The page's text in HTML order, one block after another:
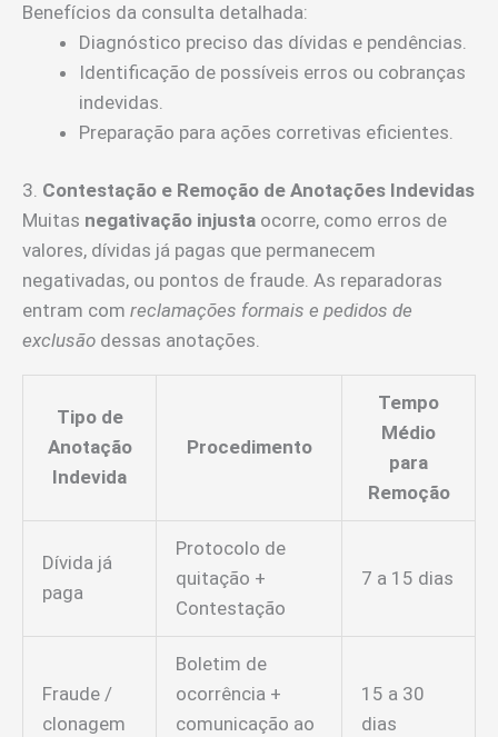
Benefícios da consulta detalhada:
Diagnóstico preciso das dívidas e pendências.
Identificação de possíveis erros ou cobranças
indevidas.
Preparação para ações corretivas eficientes.
3. Contestação e Remoção de Anotações Indevidas
Muitas negativação injusta ocorre, como erros de
valores, dívidas já pagas que permanecem
negativadas, ou pontos de fraude. As reparadoras
entram com reclamações formais e pedidos de
exclusão dessas anotações.
Tipo de
Anotação
Indevida
Procedimento
Tempo
Médio
para
Remoção
Dívida já
paga
Protocolo de
quitação +
Contestação
7 a 15 dias
Fraude /
clonagem
Boletim de
ocorrência +
comunicação ao
15 a 30
dias